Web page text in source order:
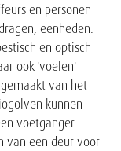
en personen
eenheden.
en optisch
ook 'voelen'
van het
kunnen
voetganger
van een deur voor